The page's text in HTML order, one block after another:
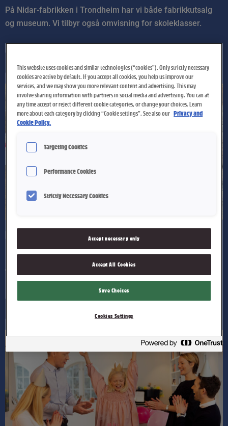
På Nidar-fabrikken i Trondheim har vi både fabrikkutsalg
og museum. Vi tilbyr også omvisning for skoleklasser.
Les mer
En ny sjokolade blir til
Ingrediensene er kanskje de samme, men Nidars sjokolade
er likevel noe for seg selv. Slik får sjokoladen vår sin smak.
This website uses cookies and similar technologies (“cookies”). Only strictly necessary
cookies are active by default. If you accept all cookies, you help us improve our
services, and we may show you more relevant content and advertising. This may
involve sharing information with partners in social media and advertising. You can at
any time accept or reject different cookie categories, or change your choices. Learn
more about each category by clicking “Cookie settings”. See also our Privacy and
Cookie Policy.
Targeting Cookies
Performance Cookies
Strictly Necessary Cookies
Accept necessary only
Accept All Cookies
Save Choices
Cookies Settings